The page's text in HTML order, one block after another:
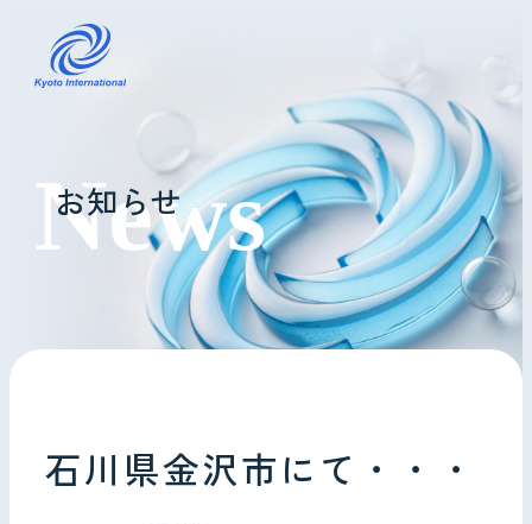
コインランドリーレンタル
ホテル様へ
掃除・メンテナンス
会社情報
お知らせ
石川県金沢市にて・・・